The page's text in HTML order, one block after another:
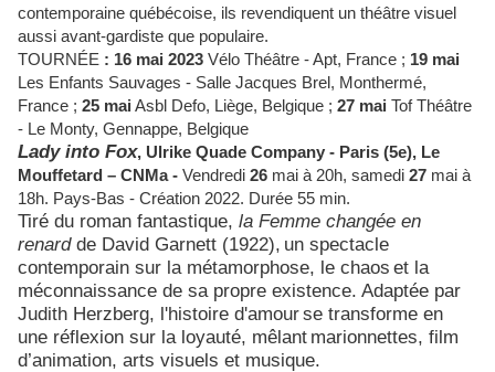
contemporaine québécoise, ils revendiquent un théâtre visuel
aussi avant-gardiste que populaire.
TOURNÉE : 16 mai 2023 Vélo Théâtre - Apt, France ; 19 mai
Les Enfants Sauvages - Salle Jacques Brel, Monthermé,
France ; 25 mai Asbl Defo, Liège, Belgique ; 27 mai Tof Théâtre
- Le Monty, Gennappe, Belgique
Lady into Fox, Ulrike Quade Company - Paris (5e), Le
Mouffetard – CNMa - Vendredi 26 mai à 20h, samedi 27 mai à
18h. Pays-Bas - Création 2022. Durée 55 min.
Tiré du roman fantastique, la Femme changée en
renard de David Garnett (1922), un spectacle
contemporain sur la métamorphose, le chaos et la
méconnaissance de sa propre existence. Adaptée par
Judith Herzberg, l'histoire d'amourse transforme en
une réflexion sur la loyauté, mêlant marionnettes, film
d’animation, arts visuels et musique.